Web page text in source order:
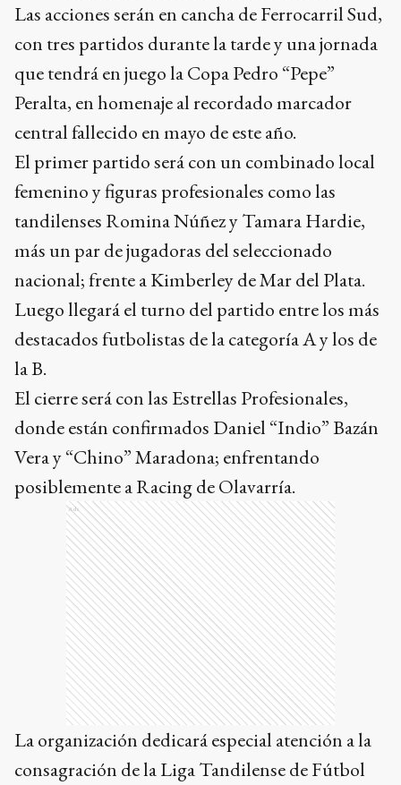
Las acciones serán en cancha de Ferrocarril Sud,
con tres partidos durante la tarde y una jornada
que tendrá en juego la Copa Pedro “Pepe”
Peralta, en homenaje al recordado marcador
central fallecido en mayo de este año.
El primer partido será con un combinado local
femenino y figuras profesionales como las
tandilenses Romina Núñez y Tamara Hardie,
más un par de jugadoras del seleccionado
nacional; frente a Kimberley de Mar del Plata.
Luego llegará el turno del partido entre los más
destacados futbolistas de la categoría A y los de
la B.
El cierre será con las Estrellas Profesionales,
donde están confirmados Daniel “Indio” Bazán
Vera y “Chino” Maradona; enfrentando
posiblemente a Racing de Olavarría.
Ads
La organización dedicará especial atención a la
consagración de la Liga Tandilense de Fútbol